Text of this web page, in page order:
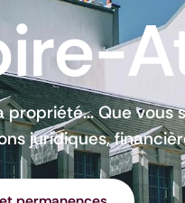
Que vous
juridiques,